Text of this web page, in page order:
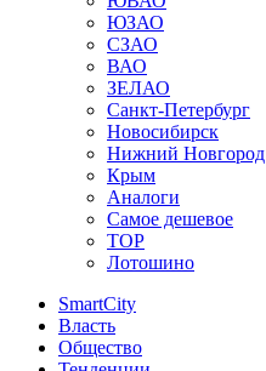
ЮЗАО
СЗАО
ВАО
ЗЕЛАО
Санкт-Петербург
Новосибирск
Нижний Новгород
Крым
Аналоги
Самое дешевое
TOP
Лотошино
SmartCity
Власть
Общество